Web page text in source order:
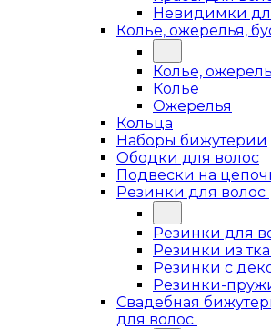
Невидимки
Колье, ожерелья,
Колье,
Колье
Ожерелья
Кольца
Наборы бижутерии
Ободки для волос
Подвески на
Резинки для волос
Резинки для
Резинки из
Резинки с
Резинки-
Свадебная
для волос